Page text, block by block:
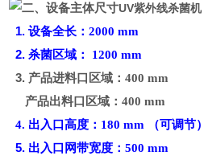
二、设备主体尺寸UV紫外线杀菌机
1.设备全长：2000 mm
2.杀菌区域： 1200 mm
3. 产品进料口区域：400 mm
产品出料口区域：400 mm
4. 出入口高度：180 mm （可调节）
5. 出入口网带宽度：500 mm